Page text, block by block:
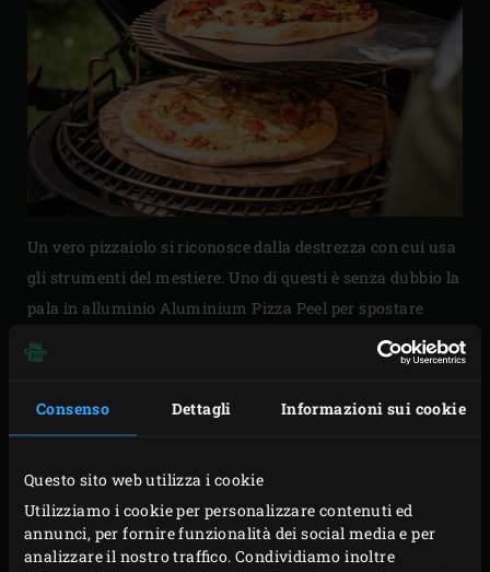
Consenso Dettagli Informazioni sui cookie
Questo sito web utilizza i cookie
Utilizziamo i cookie per personalizzare contenuti ed
annunci, per fornire funzionalità dei social media e per
analizzare il nostro traffico. Condividiamo inoltre
Un vero pizzaiolo si riconosce dalla destrezza con cui usa
gli strumenti del mestiere. Uno di questi è senza dubbio la
pala in alluminio Aluminium Pizza Peel per spostare
delicatamente le pizze fatte in casa e appoggiarle sulla
pietra calda
del Big Green Egg. Il successo è garantito!
La Aluminium Pizza Peel ha una lama in alluminio
le crostate appena sfornate. Il manico lungo, con una
comoda impugnatura, impedisce di scottarsi. Chi vuole
un’altra fetta?